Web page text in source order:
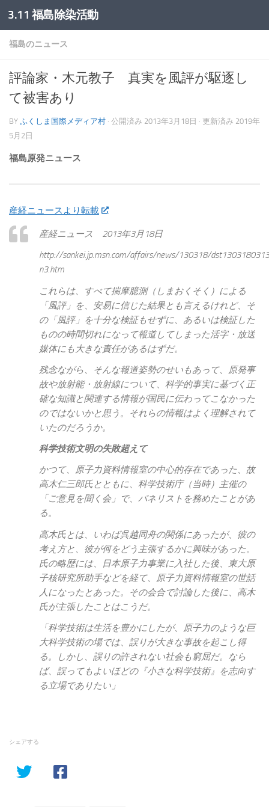
コンテンツへスキップ
3.11 福島除染活動
福島のニュース
評論家・木元教子 真実を風評が駆逐し
て被害あり
BY ふくしま国際メディア村 · 公開済み 2013年3月18日 · 更新済み 2019年
5月2日
福島原発ニュース
産経ニュースより転載
産経ニュース 2013年3月18日
http://sankei.jp.msn.com/affairs/news/130318/
n3.htm
これらは、すべて揣摩臆測（しまおくそく）による
「風評」を、安易に信じた結果とも言えるけれど、そ
の「風評」を十分な検証もせずに、あるいは検証した
ものの時間切れになって報道してしまった活字・放送
媒体にも大きな責任があるはずだ。
残念ながら、そんな報道姿勢のせいもあって、原発事
故や放射能・放射線について、科学的事実に基づく正
確な知識と関連する情報が国民に伝わってこなかった
のではないかと思う。それらの情報はよく理解されて
いたのだろうか。
科学技術文明の失敗超えて
かつて、原子力資料情報室の中心的存在であった、故
高木仁三郎氏とともに、科学技術庁（当時）主催の
「ご意見を聞く会」で、パネリストを務めたことがあ
る。
高木氏とは、いわば呉越同舟の関係にあったが、彼の
考え方と、彼が何をどう主張するかに興味があった。
氏の略歴には、日本原子力事業に入社した後、東大原
子核研究所助手などを経て、原子力資料情報室の世話
人になったとあった。その会合で討論した後に、高木
氏が主張したことはこうだ。
「科学技術は生活を豊かにしたが、原子力のような巨
大科学技術の場では、誤りが大きな事故を起こし得
る。しかし、誤りの許されない社会も窮屈だ。なら
ば、誤ってもよいほどの『小さな科学技術』を志向す
る立場でありたい」
シェアする